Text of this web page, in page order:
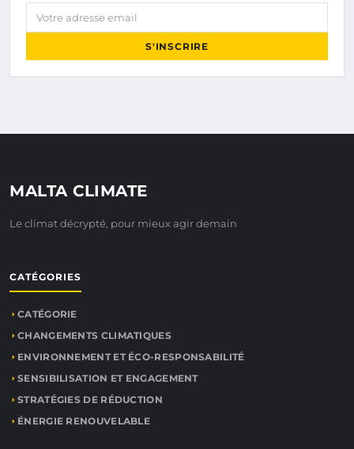
Votre adresse email
S'INSCRIRE
MALTA CLIMATE
Le climat décrypté, pour mieux agir demain
CATÉGORIES
CATÉGORIE
CHANGEMENTS CLIMATIQUES
ENVIRONNEMENT ET ÉCO-RESPONSABILITÉ
SENSIBILISATION ET ENGAGEMENT
STRATÉGIES DE RÉDUCTION
ÉNERGIE RENOUVELABLE